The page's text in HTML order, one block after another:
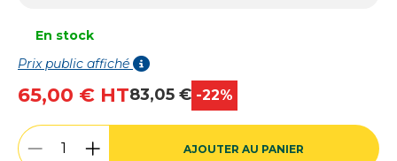
En stock
Prix public affiché
65,00 € HT83,05 € -22%
AJOUTER AU PANIER